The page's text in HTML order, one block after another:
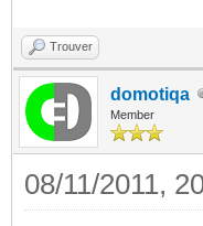
Trouver
domotiqa
Member
08/11/2011,